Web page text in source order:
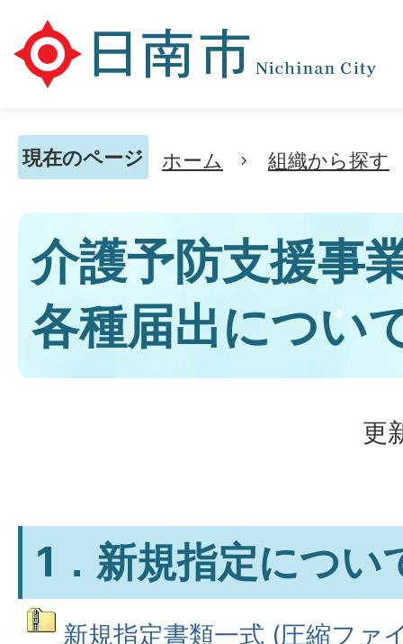
現在のページ ホーム 組織から探す
介護予防支援事
各種届出につい
更
1．新規指定につい
新規指定書類一式 (圧縮ファ